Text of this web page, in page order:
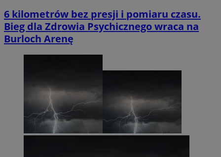
6 kilometrów bez presji i pomiaru czasu.
Bieg dla Zdrowia Psychicznego wraca na
Burloch Arenę